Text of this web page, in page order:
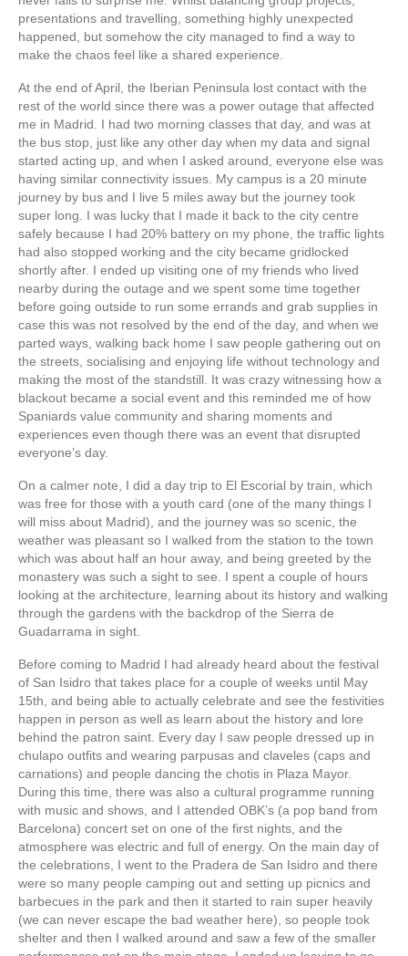
presentations and travelling, something highly unexpected
happened, but somehow the city managed to find a way to
make the chaos feel like a shared experience.
At the end of April, the Iberian Peninsula lost contact with the
rest of the world since there was a power outage that affected
me in Madrid. I had two morning classes that day, and was at
the bus stop, just like any other day when my data and signal
started acting up, and when I asked around, everyone else was
having similar connectivity issues. My campus is a 20 minute
journey by bus and I live 5 miles away but the journey took
super long. I was lucky that I made it back to the city centre
safely because I had 20% battery on my phone, the traffic lights
had also stopped working and the city became gridlocked
shortly after. I ended up visiting one of my friends who lived
nearby during the outage and we spent some time together
before going outside to run some errands and grab supplies in
case this was not resolved by the end of the day, and when we
parted ways, walking back home I saw people gathering out on
the streets, socialising and enjoying life without technology and
making the most of the standstill. It was crazy witnessing how a
blackout became a social event and this reminded me of how
Spaniards value community and sharing moments and
experiences even though there was an event that disrupted
everyone’s day.
On a calmer note, I did a day trip to El Escorial by train, which
was free for those with a youth card (one of the many things I
will miss about Madrid), and the journey was so scenic, the
weather was pleasant so I walked from the station to the town
which was about half an hour away, and being greeted by the
monastery was such a sight to see. I spent a couple of hours
looking at the architecture, learning about its history and walking
through the gardens with the backdrop of the Sierra de
Guadarrama in sight.
Before coming to Madrid I had already heard about the festival
of San Isidro that takes place for a couple of weeks until May
15th, and being able to actually celebrate and see the festivities
happen in person as well as learn about the history and lore
behind the patron saint. Every day I saw people dressed up in
chulapo outfits and wearing parpusas and claveles (caps and
carnations) and people dancing the chotis in Plaza Mayor.
During this time, there was also a cultural programme running
with music and shows, and I attended OBK’s (a pop band from
Barcelona) concert set on one of the first nights, and the
atmosphere was electric and full of energy. On the main day of
the celebrations, I went to the Pradera de San Isidro and there
were so many people camping out and setting up picnics and
barbecues in the park and then it started to rain super heavily
(we can never escape the bad weather here), so people took
shelter and then I walked around and saw a few of the smaller